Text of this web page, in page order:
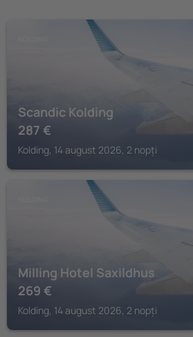
Scandic Kolding
287 €
Kolding, 14 august 2026, 2 nopți
Milling Hotel Saxildhus
269 €
Kolding, 14 august 2026, 2 nopți